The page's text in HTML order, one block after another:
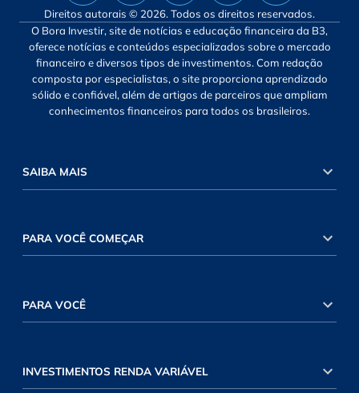
Direitos autorais © 2026. Todos os direitos reservados.
O Bora Investir, site de notícias e educação financeira da B3,
oferece notícias e conteúdos especializados sobre o mercado
financeiro e diversos tipos de investimentos. Com redação
composta por especialistas, o site proporciona aprendizado
sólido e confiável, além de artigos de parceiros que ampliam
conhecimentos financeiros para todos os brasileiros.
SAIBA MAIS
PARA VOCÊ COMEÇAR
PARA VOCÊ
INVESTIMENTOS RENDA VARIÁVEL